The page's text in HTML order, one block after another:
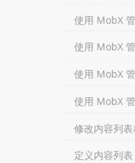
使用 MobX
使用 MobX
使用 MobX
使用 MobX
修改内容列
定义内容列